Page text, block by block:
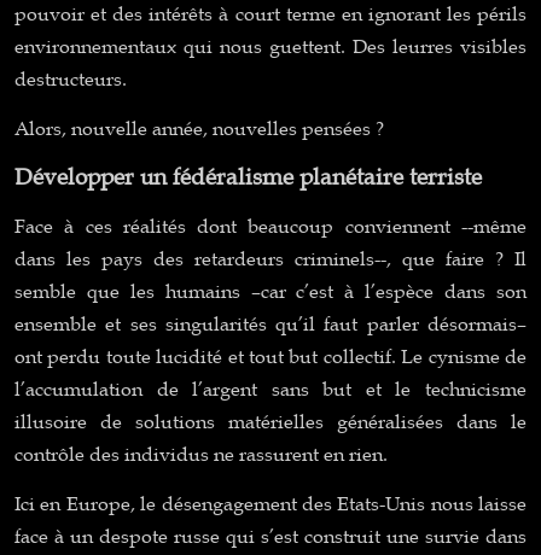
pouvoir et des intérêts à court terme en ignorant les périls
environnementaux qui nous guettent. Des leurres visibles
destructeurs.
Alors, nouvelle année, nouvelles pensées ?
Développer un fédéralisme planétaire terriste
Face à ces réalités dont beaucoup conviennent --même
dans les pays des retardeurs criminels--, que faire ? Il
semble que les humains –car c’est à l’espèce dans son
ensemble et ses singularités qu’il faut parler désormais–
ont perdu toute lucidité et tout but collectif. Le cynisme de
l’accumulation de l’argent sans but et le technicisme
illusoire de solutions matérielles généralisées dans le
contrôle des individus ne rassurent en rien.
Ici en Europe, le désengagement des Etats-Unis nous laisse
face à un despote russe qui s’est construit une survie dans